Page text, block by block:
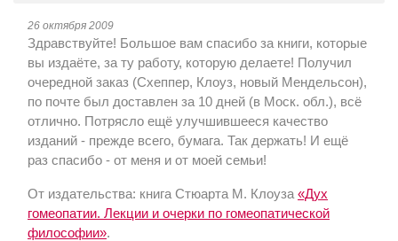
26 октября 2009
Здравствуйте! Большое вам спасибо за книги, которые
вы издаёте, за ту работу, которую делаете! Получил
очередной заказ (Схеппер, Клоуз, новый Мендельсон),
по почте был доставлен за 10 дней (в Моск. обл.), всё
отлично. Потрясло ещё улучшившееся качество
изданий - прежде всего, бумага. Так держать! И ещё
раз спасибо - от меня и от моей семьи!
От издательства: книга Стюарта М. Клоуза «Дух
гомеопатии. Лекции и очерки по гомеопатической
философии».